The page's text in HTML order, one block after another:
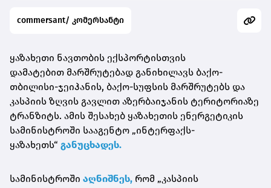
commersant/ კომერსანტი
ყაზახეთი ნავთობის ექსპორტისთვის
დამატებით მარშრუტებად განიხილავს ბაქო-
თბილისი-ჯეიჰანის, ბაქო-სუფსის მარშრუტებს და
კასპიის ზღვის გავლით აზერბაიჯანის ტერიტორიაზე
ტრანზიტს. ამის შესახებ ყაზახეთის ენერგეტიკის
სამინისტროში სააგენტო „ინტერფაქს-
ყაზახეთს“ განუცხადეს.
სამინისტროში აღნიშნეს, რომ „კასპიის